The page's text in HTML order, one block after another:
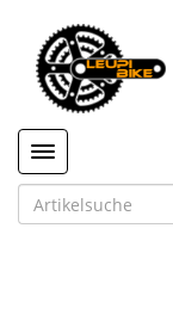
Toggle navigation